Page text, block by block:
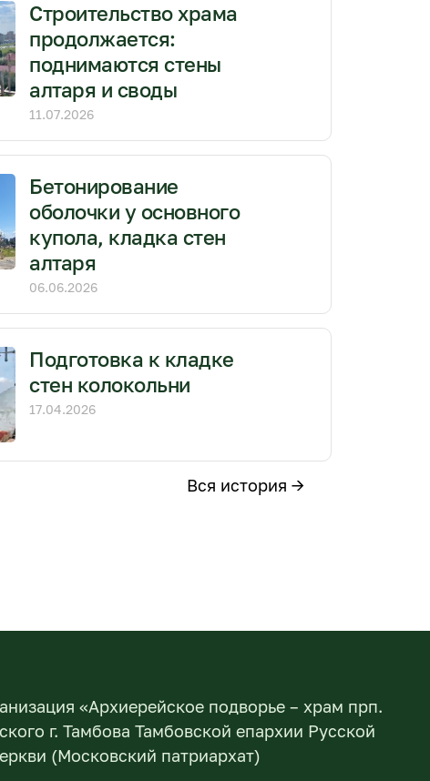
Строительство храма
продолжается:
поднимаются стены
алтаря и своды
11.07.2026
Бетонирование
оболочки у основного
купола, кладка стен
алтаря
06.06.2026
Подготовка к кладке
стен колокольни
17.04.2026
Вся история →
«Архиерейское подворье – храм прп.
г. Тамбова Тамбовской епархии Русской
(Московский патриархат)